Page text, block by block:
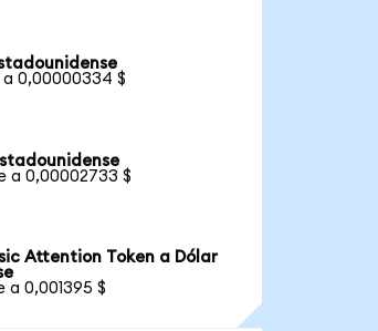
a 0,00000334 $
a 0,00002733 $
Attention Token a Dólar
a 0,001395 $